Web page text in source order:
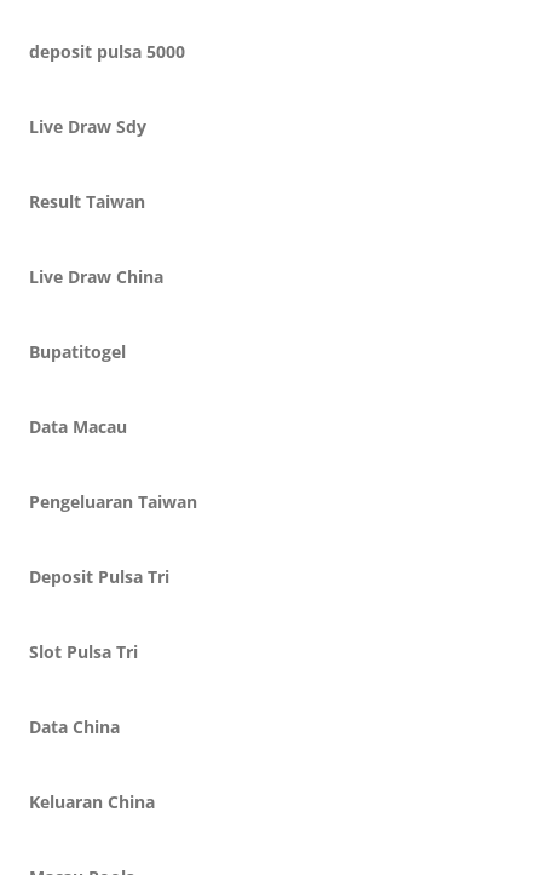
deposit pulsa 5000
Live Draw Sdy
Result Taiwan
Live Draw China
Bupatitogel
Data Macau
Pengeluaran Taiwan
Deposit Pulsa Tri
Slot Pulsa Tri
Data China
Keluaran China